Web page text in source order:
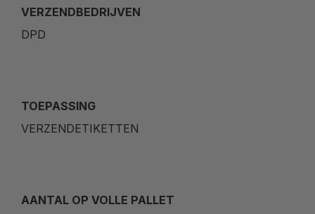
VERZENDBEDRIJVEN
DPD
TOEPASSING
VERZENDETIKETTEN
AANTAL OP VOLLE PALLET